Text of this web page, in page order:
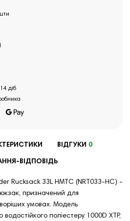
діб
ВІДГУКИ 0
ВІДПОВІДЬ
Rucksack 33L HMTC (NRT033-HC) -
призначений для
умовах. Модель
водостійкого поліестеру 1000D XTP,